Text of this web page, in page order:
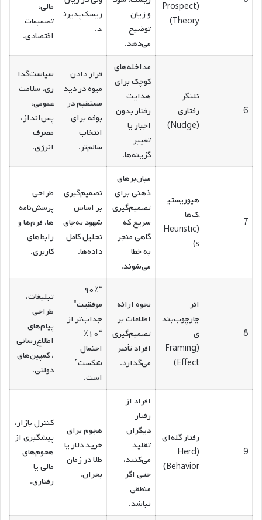
(Prospect
Theory)
و زیان
توضیح
می‌دهد.
ریسک‌پذیرن
د.
مالی،
تصمیمات
اقتصادی.
6
تلنگر
رفتاری
(Nudge)
مداخله‌های
کوچک برای
هدایت
رفتار بدون
اجبار یا
تغییر
گزینه‌ها.
قرار دادن
میوه در دید
مستقیم در
بوفه برای
انتخاب
سالم‌تر.
سیاست‌گذا
ری، سلامت
عمومی،
پس‌انداز،
مصرف
انرژی.
7
هیوریستی
ک‌ها
(Heuristic
s)
میان‌برهای
ذهنی برای
تصمیم‌گیری
سریع که
گاهی منجر
به خطا
می‌شوند.
تصمیم‌گیری
بر اساس
شهود به‌جای
تحلیل کامل
داده‌ها.
طراحی
پرسش‌نامه‌
ها، فرم‌ها و
رابط‌های
کاربری.
8
اثر
چارچوب‌بند
ی
(Framing
Effect)
نحوه ارائه
اطلاعات بر
تصمیم‌گیری
افراد تأثیر
می‌گذارد.
“۹۰٪
موفقیت”
جذاب‌تر از
“۱۰٪
احتمال
شکست”
است.
تبلیغات،
طراحی
پیام‌های
اطلاع‌رسانی
، کمپین‌های
دولتی.
9
رفتار گله‌ای
(Herd
Behavior)
افراد از
رفتار
دیگران
تقلید
می‌کنند،
حتی اگر
منطقی
نباشد.
هجوم برای
خرید دلار یا
طلا در زمان
بحران.
کنترل بازار،
پیشگیری از
هجوم‌های
مالی یا
رفتاری.